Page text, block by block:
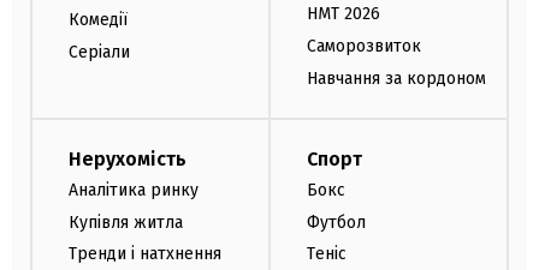
Комедії
Серіали
НМТ 2026
Саморозвиток
Навчання за кордоном
Нерухомість
Аналітика ринку
Купівля житла
Тренди і натхнення
Спорт
Бокс
Футбол
Теніс